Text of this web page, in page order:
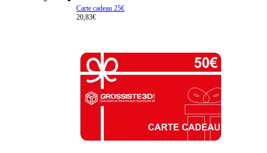
Carte cadeau 25€
20,83€